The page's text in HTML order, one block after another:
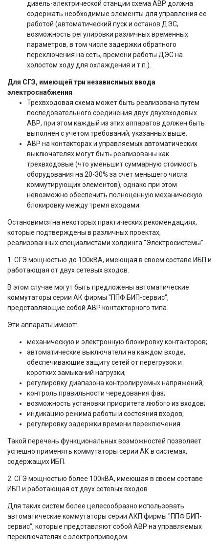
дизель-электрической станции схема АВР должна
содержать необходимые элементы для управления ее
работой (автоматический пуск и останов ДЭС,
возможность регулировки различных временных
параметров, в том числе задержки обратного
переключения на сеть, времени работы ДЭС на
холостом ходу для охлаждения и т.п.).
Для СГЭ, имеющей три независимых ввода
электроснабжения
Трехвходовая схема может быть реализована путем
последовательного соединения двух двухвходовых
АВР, при этом каждый из этих аппаратов должен быть
выполнен с учетом требований, указанных выше.
АВР на контакторах и управляемых автоматических
выключателях могут быть реализованы как
трехвходовые (что уменьшит суммарную стоимость
оборудования на 20-30% за счет меньшего числа
коммутирующих элементов), однако при этом
невозможно обеспечить полноценную механическую
блокировку между тремя входами.
Остановимся на некоторых практических рекомендациях,
которые подтверждены в различных проектах,
реализованных специалистами холдинга "Электросистемы".
1. СГЭ мощностью до 100кВА, имеющая в своем составе ИБП и
работающая от двух сетевых входов.
В этом случае могут быть предложены автоматические
коммутаторы серии АК фирмы "ППФ БИП-сервис",
представляющие собой АВР контакторного типа.
Эти аппараты имеют:
механическую и электронную блокировку контакторов;
автоматические выключатели на каждом входе,
обеспечивающие защиту сетей от перегрузок и
коротких замыканий нагрузки;
регулировку диапазона контролируемых напряжений;
контроль правильности чередования фаз;
возможность установки приоритета любого из входов;
индикацию режима работы и состояния входов;
регулировку задержки времени переключения.
Такой перечень функциональных возможностей позволяет
успешно применять коммутаторы серии АК в системах,
содержащих ИБП.
2. СГЭ мощностью более 100кВА, имеющая в своем составе
ИБП и работающая от двух сетевых входов.
Для таких систем более целесообразно использовать
автоматические коммутаторы серии АКП фирмы "ППФ БИП-
сервис", которые представляют собой АВР на управляемых
переключателях с электроприводом.